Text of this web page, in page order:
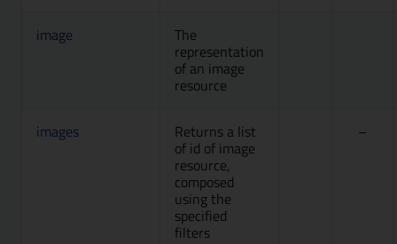
image The
representation
of an image
resource
images Returns a list
of id of image
resource,
composed
using the
specified
filters
Attivo, –